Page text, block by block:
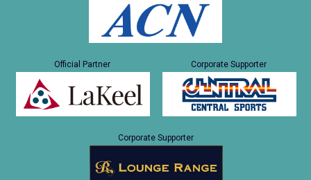
Official Partner Corporate Supporter
Corporate Supporter